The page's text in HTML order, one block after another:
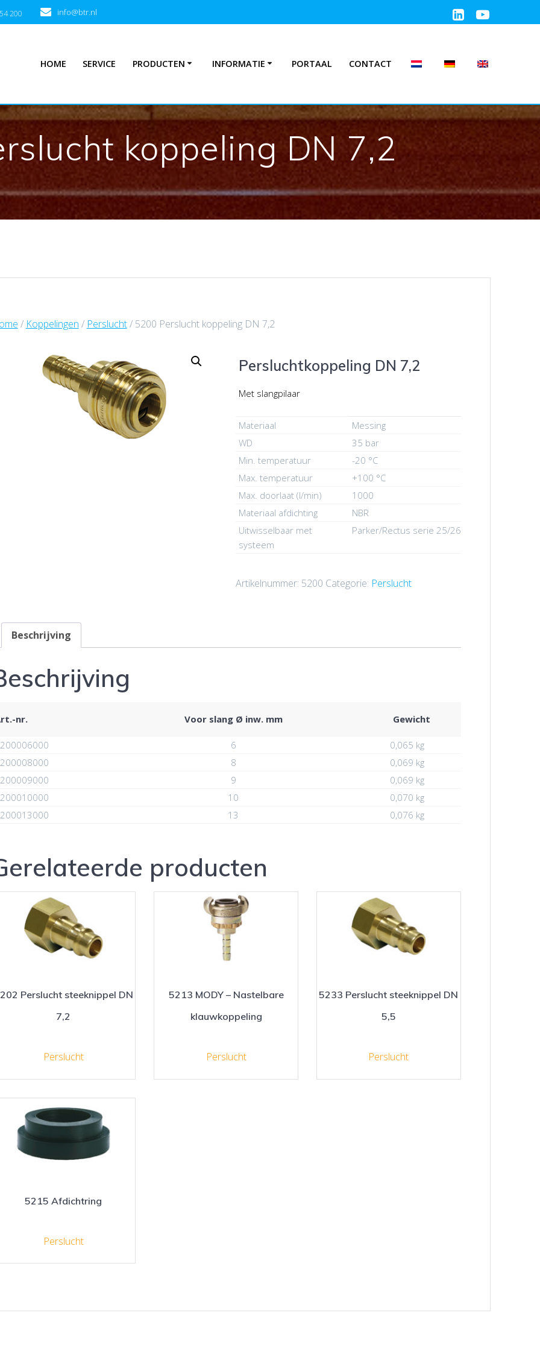
200 info@btr.nl
HOME SERVICE PRODUCTEN INFORMATIE PORTAAL CONTACT
koppeling DN 7,2
/ Koppelingen / Perslucht/ 5200 Perslucht koppeling DN 7,2
Persluchtkoppeling DN 7,2
Met slangpilaar
Materiaal
Messing
WD
35 bar
Min. temperatuur
-20 °C
Max. temperatuur
+100 °C
Max. doorlaat (l/min)
1000
Materiaal afdichting
NBR
Uitwisselbaar met
systeem
Parker/Rectus serie 25/26
Artikelnummer: 5200 Categorie: Perslucht
Beschrijving
nr. Voor slang Ø inw. mm Gewicht
6
0,065 kg
8
0,069 kg
9
0,069 kg
10
0,070 kg
13 0,076 kg
producten
Perslucht steeknippel DN
7,2
Perslucht
5213 MODY – Nastelbare
klauwkoppeling
Perslucht
5233 Perslucht steeknippel DN
5,5
Perslucht
5215 Afdichtring
Perslucht